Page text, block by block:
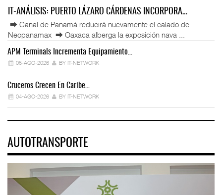
IT-ANÁLISIS: PUERTO LÁZARO CÁRDENAS INCORPORA…
⮕ Canal de Panamá reducirá nuevamente el calado de
Neopanamax ⮕ Oaxaca alberga la exposición nava ...
APM Terminals Incrementa Equipamiento…
05-AGO-2026 BY IT-NETWORK
Cruceros Crecen En Caribe…
04-AGO-2026 BY IT-NETWORK
AUTOTRANSPORTE